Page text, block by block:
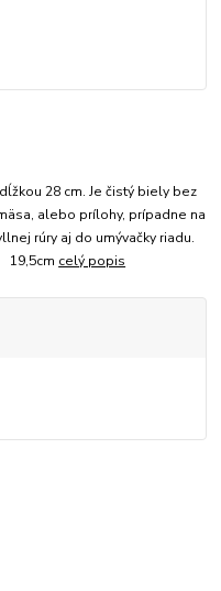
28 cm. Je čistý biely bez
alebo prílohy, prípadne na
rúry aj do umývačky riadu.
celý popis